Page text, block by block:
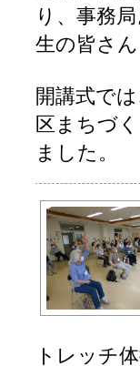
り、事務
生の皆さ
開講式で
区まちづ
ました。
トレッチ